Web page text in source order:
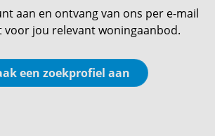
aan en ontvang van ons per e-mail
voor jou relevant woningaanbod.
een zoekprofiel aan